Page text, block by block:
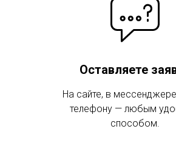
Оставляете
На сайте, в
телефону — любым
способом.